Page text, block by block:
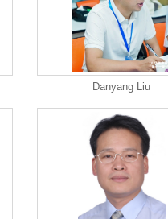
Danyang Liu